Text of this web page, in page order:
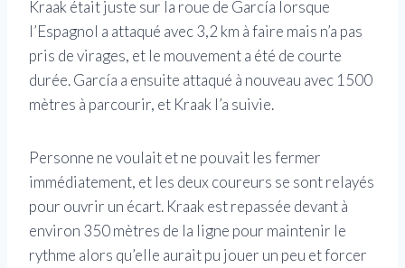
Kraak était juste sur la roue de García lorsque
l’Espagnol a attaqué avec 3,2 km à faire mais n’a pas
pris de virages, et le mouvement a été de courte
durée. García a ensuite attaqué à nouveau avec 1500
mètres à parcourir, et Kraak l’a suivie.
Personne ne voulait et ne pouvait les fermer
immédiatement, et les deux coureurs se sont relayés
pour ouvrir un écart. Kraak est repassée devant à
environ 350 mètres de la ligne pour maintenir le
rythme alors qu’elle aurait pu jouer un peu et forcer